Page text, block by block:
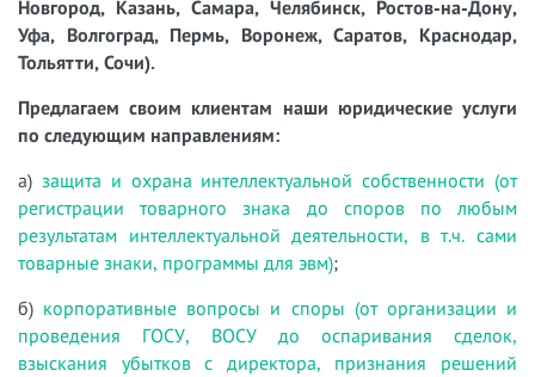
Новгород, Казань, Самара, Челябинск, Ростов-на-Дону,
Уфа, Волгоград, Пермь, Воронеж, Саратов, Краснодар,
Тольятти, Сочи).
Предлагаем своим клиентам наши юридические услуги
по следующим направлениям:
а) защита и охрана интеллектуальной собственности (от
регистрации товарного знака до споров по любым
результатам интеллектуальной деятельности, в т.ч. сами
товарные знаки, программы для эвм);
б) корпоративные вопросы и споры (от организации и
проведения ГОСУ, ВОСУ до оспаривания сделок,
взыскания убытков с директора, признания решений